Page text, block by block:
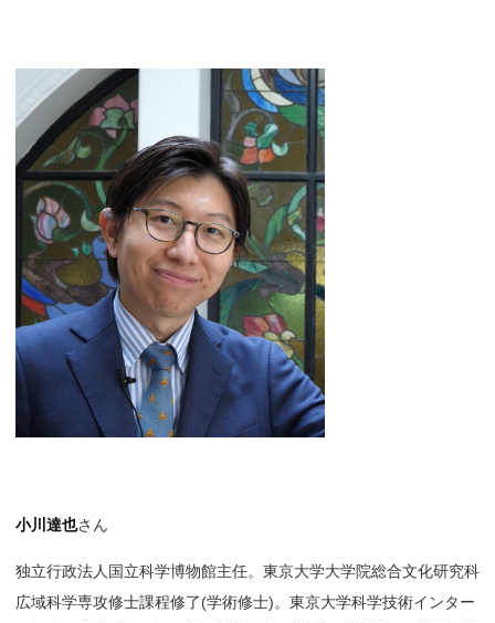
小川達也さん
独立行政法人国立科学博物館主任。東京大学大学院総合文化研究科
広域科学専攻修士課程修了(学術修士)。東京大学科学技術インター